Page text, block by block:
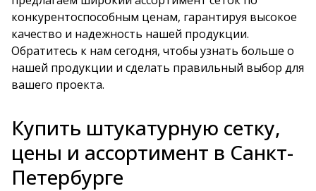
конкурентоспособным ценам, гарантируя высокое
качество и надежность нашей продукции.
Обратитесь к нам сегодня, чтобы узнать больше о
нашей продукции и сделать правильный выбор для
вашего проекта.
Купить штукатурную сетку,
цены и ассортимент в Санкт-
Петербурге